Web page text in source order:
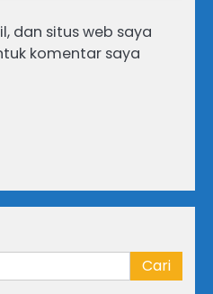
dan situs web saya
komentar saya